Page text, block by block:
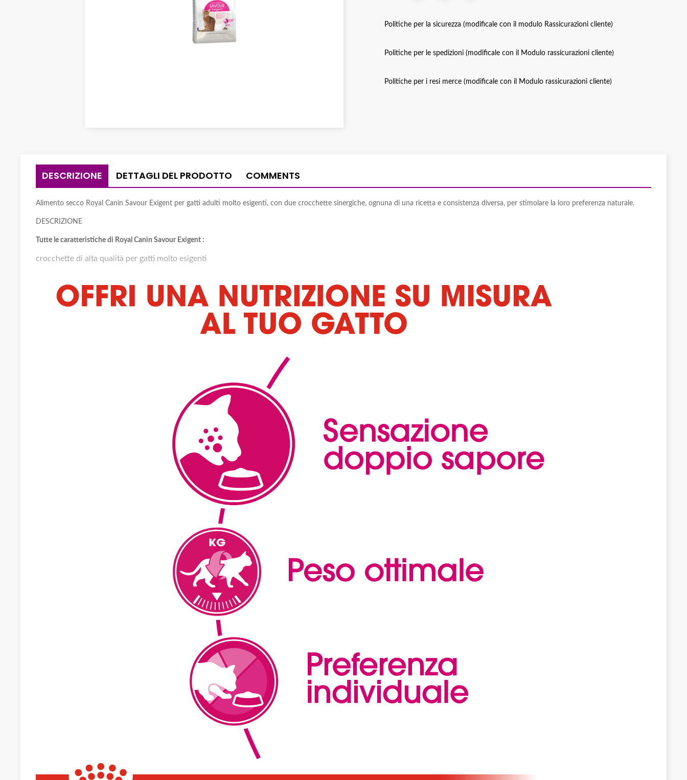
Politiche per la sicurezza (modificale con il modulo Rassicurazioni cliente)
Politiche per le spedizioni (modificale con il Modulo rassicurazioni cliente)
Politiche per i resi merce (modificale con il Modulo rassicurazioni cliente)
DESCRIZIONE DETTAGLI DEL PRODOTTO COMMENTS
Alimento secco Royal Canin Savour Exigent per gatti adulti molto esigenti, con due crocchette sinergiche, ognuna di una ricetta e consistenza diversa, per stimolare la loro preferenza naturale.
DESCRIZIONE
Tutte le caratteristiche di Royal Canin Savour Exigent :
crocchette di alta qualità per gatti molto esigenti